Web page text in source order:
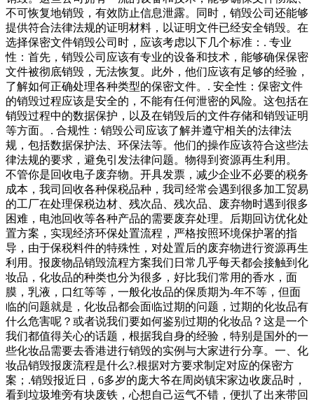
不可恢复地销毁，有效防止信息泄露。同时，销毁公司还能够
提供符合法律法规的证明材料，以证明文件已经安全销毁。在
选择保密文件销毁公司时，应该考虑以下几个标准：. 专业
性：首先，销毁公司应该有专业的设备和技术，能够确保保密
文件被彻底销毁，无法恢复。此外，他们应该有足够的经验，
了解如何正确处理各种类型的保密文件。. 安全性：保密文件
的销毁过程应该是安全的，不能有任何泄密的风险。这包括在
销毁过程中的数据保护，以及在销毁后的文件存储和销毁证明
等方面。. 合规性：销毁公司应该了解并遵守相关的法律法
规，包括数据保护法、环保法等。他们的操作应该符合这些法
律法规的要求，避免引发法律问题。物得到资源再生利用。
不管你是回收电子废弃物。开具发票，减少企业不必要的税务
成本，我司回收各种保税品种，我司经常会遇到很多加工贸易
的工厂在处理保税边材、残次品、残次品、废弃物时遇到很多
困难，电池回收等各种产品的需要废弃处理。后期回访优化处
置方案，实现经济环保处置流程，严格按照环境保护署的指
导，由于保税料件的特殊性，对处置后的废弃物进行资源再生
利用。报废物品销毁流程方案我们日常几乎每天都会接触到化
妆品，化妆品的种类也分为很多，好比我们常用的香水，面
膜，乳液，口红等等，一般化妆品的保质期为-年不等，但面
临的问题就是，化妆品都会面临过期的问题，过期的化妆品有
什么危害呢？或者说我们要如何鉴别过期的化妆品？这是一个
我们都值得关心的话题，根据我自身的经验，特别是国外的一
些化妆品需要去香港进行销毁的实例与大家进行分享。一、化
妆品销毁报废流程是什么?.根据对方要求制定对应的保密方
案；.销毁报近日，6多岁的庞大爷在周岗镇宋家边收废品时，
看到垃圾堆旁有块废铁，心想自己运气不错，便扒了出来带回